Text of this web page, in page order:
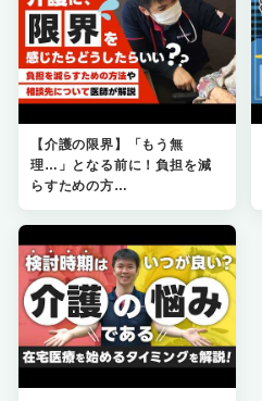
【介護の限界】「もう無
理…」となる前に！負担を減
らすための方…